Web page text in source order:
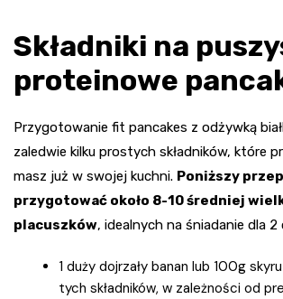
Składniki na
proteinowe
Przygotowanie fit pancakes z odżywką
zaledwie kilku prostych składników, które
masz już w swojej kuchni. Poniższy
przygotować około 8-10 średniej
placuszków, idealnych na śniadanie dla 2
1 duży dojrzały banan lub 100g
tych składników, w zależności od